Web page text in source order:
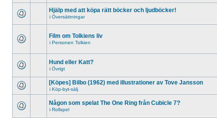
Hjälp med att köpa rätt böcker och ljudböcker!
i Översättningar
Film om Tolkiens liv
i Personen Tolkien
Hund eller Katt?
i Övrigt
[Köpes] Bilbo (1962) med illustrationer av Tove Jansson
i Köp-byt-sälj
Någon som spelat The One Ring från Cubicle 7?
i Rollspel